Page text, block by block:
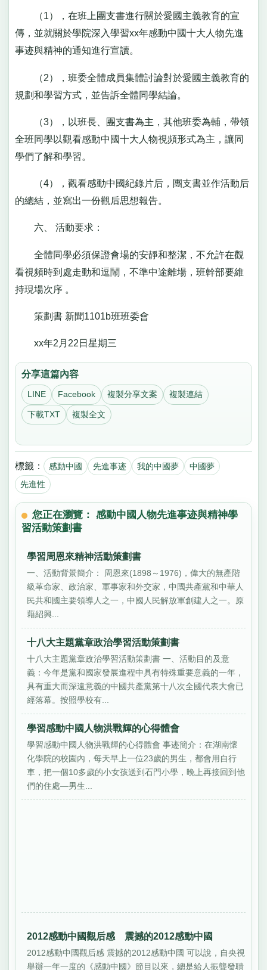
（1），在班上團支書進行關於愛國主義教育的宣
傳，並就關於學院深入學習xx年感動中國十大人物先進
事迹與精神的通知進行宣讀。
（2），班委全體成員集體討論對於愛國主義教育的
規劃和學習方式，並告訴全體同學結論。
（3），以班長、團支書為主，其他班委為輔，帶領
全班同學以觀看感動中國十大人物視頻形式為主，讓同
學們了解和學習。
（4），觀看感動中國紀錄片后，團支書並作活動后
的總結，並寫出一份觀后思想報告。
六、 活動要求：
全體同學必須保證會場的安靜和整潔，不允許在觀
看視頻時到處走動和逗鬧，不準中途離場，班幹部要維
持現場次序 。
策劃書 新聞1101b班班委會
xx年2月22日星期三
分享這篇內容
LINE Facebook 複製分享文案 複製連結
下載TXT 複製全文
標籤： 感動中國 先進事迹 我的中國夢
中國夢
先進性
您正在瀏覽： 感動中國人物先進事迹與精神學
習活動策劃書
學習周恩來精神活動策劃書
一、活動背景簡介： 周恩來(1898～1976)，偉大的無產階
級革命家、政治家、軍事家和外交家，中國共產黨和中華人
民共和國主要領導人之一，中國人民解放軍創建人之一。原
藉紹興...
十八大主題黨章政治學習活動策劃書
十八大主題黨章政治學習活動策劃書 一、活動目的及意
義：今年是黨和國家發展進程中具有特殊重要意義的一年，
具有重大而深遠意義的中國共產黨第十八次全國代表大會已
經落幕。按照學校有...
學習感動中國人物洪戰輝的心得體會
學習感動中國人物洪戰輝的心得體會 事迹簡介：在湖南懷
化學院的校園內，每天早上一位23歲的男生，都會用自行
車，把一個10多歲的小女孩送到石門小學，晚上再接回到他
們的住處—男生...
2012感動中國觀后感 震撼的2012感動中國
2012感動中國觀后感 震撼的2012感動中國 可以說，自央視
舉辦一年一度的《感動中國》節目以來，總是給人振聾發聵